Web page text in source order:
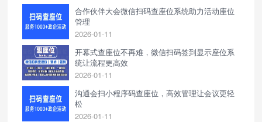
合作伙伴大会微信扫码查座位系统助力活动座位
管理
2026-01-11
开幕式查座位不再难，微信扫码签到显示座位系
统让流程更高效
2026-01-11
沟通会扫小程序码查座位，高效管理让会议更轻
松
2026-01-11